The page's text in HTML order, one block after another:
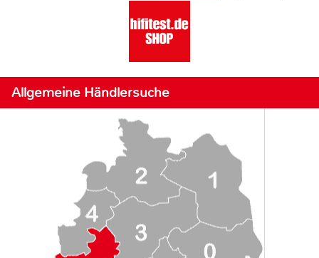
Allgemeine Händlersuche